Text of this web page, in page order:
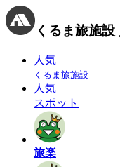
くるま旅施設
人気
くるま旅施設
人気
スポット
旅楽